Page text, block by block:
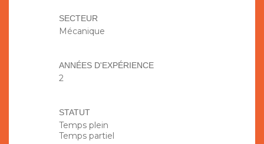
SECTEUR
Mécanique
ANNÉES D'EXPÉRIENCE
2
STATUT
Temps plein
Temps partiel